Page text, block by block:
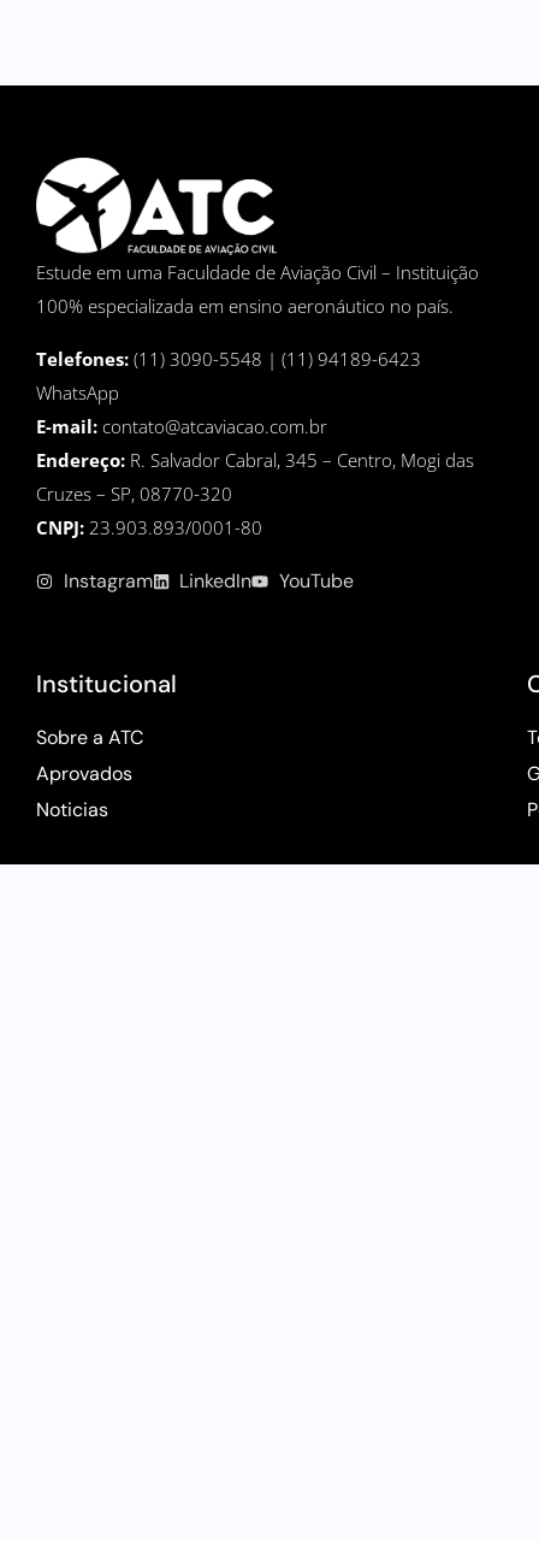
Estude em uma Faculdade de Aviação Civil – Instituição
100% especializada em ensino aeronáutico no país.
Telefones: (11) 3090-5548 | (11) 94189-6423
WhatsApp
E-mail: contato@atcaviacao.com.br
Endereço: R. Salvador Cabral, 345 – Centro, Mogi das
Cruzes – SP, 08770-320
CNPJ: 23.903.893/0001-80
Instagram LinkedIn YouTube
Institucional
Sobre a ATC
Aprovados
Noticias